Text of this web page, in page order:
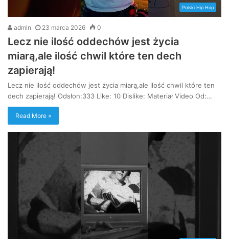
Polski Hip Hop
admin 23 marca 2026 0
Lecz nie ilość oddechów jest życia
miarą,ale ilość chwil które ten dech
zapierają!
Lecz nie ilość oddechów jest życia miarą,ale ilość chwil które ten
dech zapierają! Odsłon:333 Like: 10 Dislike: Materiał Video Od:…
Read More »